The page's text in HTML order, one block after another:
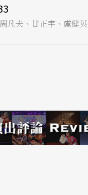
凡夫、甘正宇、盧健英